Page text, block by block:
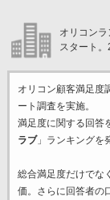
オリコン
スタート。
オリコン顧客満足度
ート調査を実施。
満足度に関する回答
ラブ」ランキングを
総合満足度だけでな
価。さらに回答者の